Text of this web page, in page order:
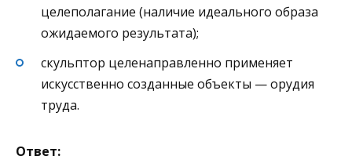
целеполагание (наличие идеального образа
ожидаемого результата);
скульптор целенаправленно применяет
искусственно созданные объекты — орудия
труда.
Ответ: